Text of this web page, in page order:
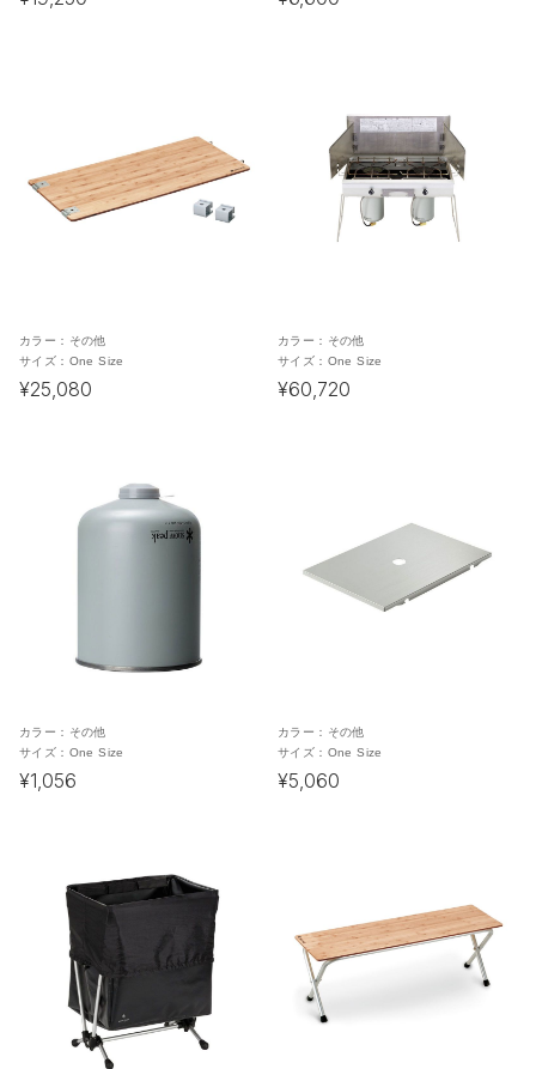
カラー： その他
サイズ： One Size
¥25,080
カラー： その他
サイズ： One Size
¥60,720
カラー： その他
サイズ： One Size
¥1,056
カラー： その他
サイズ： One Size
¥5,060